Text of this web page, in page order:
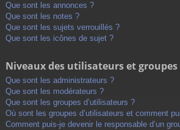
Que sont les annonces ?
Que sont les notes ?
Que sont les sujets verrouillés ?
Que sont les icônes de sujet ?
Niveaux des utilisateurs et
Que sont les administrateurs ?
Que sont les modérateurs ?
Que sont les groupes d’utilisateurs ?
Où sont les groupes d’utilisateurs et comment
Comment puis-je devenir le responsable d’un